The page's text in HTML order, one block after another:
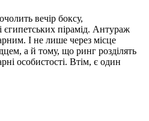
вечір боксу,
єгипетських пірамід. Антураж
І не лише через місце
а й тому, що ринг розділять
особистості. Втім, є один